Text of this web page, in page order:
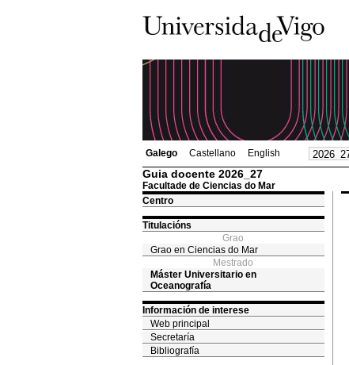
Galego Castellano English
Guia docente 2026_27
Facultade de Ciencias do Mar
Centro
Titulacións
Grao
Grao en Ciencias do Mar
Mestrado
Máster Universitario en
Oceanografía
Información de interese
Web principal
Secretaría
Bibliografía